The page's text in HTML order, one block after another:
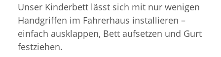
Unser Kinderbett lässt sich mit nur wenigen
Handgriffen im Fahrerhaus installieren –
einfach ausklappen, Bett aufsetzen und Gurt
festziehen.